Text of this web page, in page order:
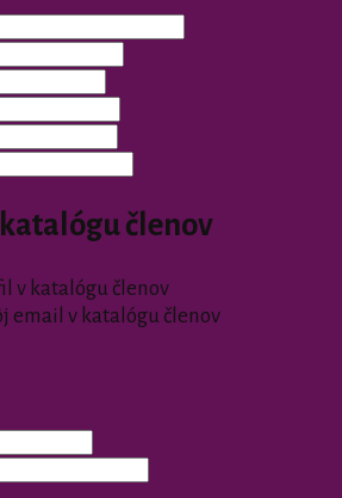
členov
v katalógu členov
email v katalógu členov